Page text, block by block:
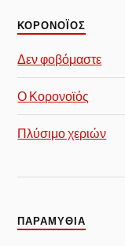
ΚΟΡΟΝΟΪΟΣ
Δεν φοβόμαστε
Ο Κορονοϊός
Πλύσιμο χεριών
ΠΑΡΑΜΥΘΙΑ